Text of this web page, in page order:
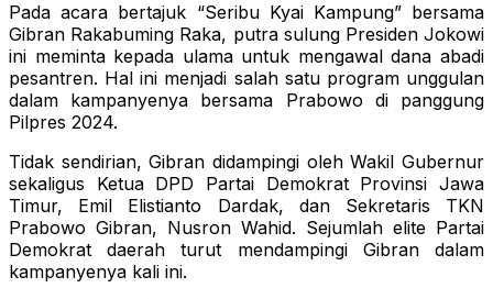
Pada acara bertajuk “Seribu Kyai Kampung” bersama
Gibran Rakabuming Raka, putra sulung Presiden Jokowi
ini meminta kepada ulama untuk mengawal dana abadi
pesantren. Hal ini menjadi salah satu program unggulan
dalam kampanyenya bersama Prabowo di panggung
Pilpres 2024.
Tidak sendirian, Gibran didampingi oleh Wakil Gubernur
sekaligus Ketua DPD Partai Demokrat Provinsi Jawa
Timur, Emil Elistianto Dardak, dan Sekretaris TKN
Prabowo Gibran, Nusron Wahid. Sejumlah elite Partai
Demokrat daerah turut mendampingi Gibran dalam
kampanyenya kali ini.